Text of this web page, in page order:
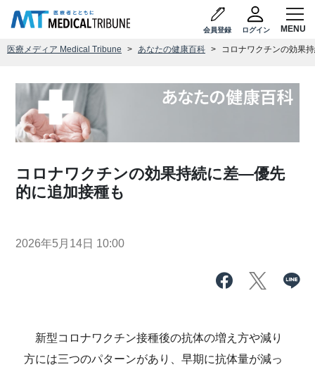
会員登録 ログイン
医療メディア Medical Tribune あなたの健康百科 コロナワクチンの効果
コロナワクチンの効果持続に差―優先
的に追加接種も
2026年5月14日 10:00
新型コロナワクチン接種後の抗体の増え方や減り
方には三つのパターンがあり、早期に抗体量が減っ